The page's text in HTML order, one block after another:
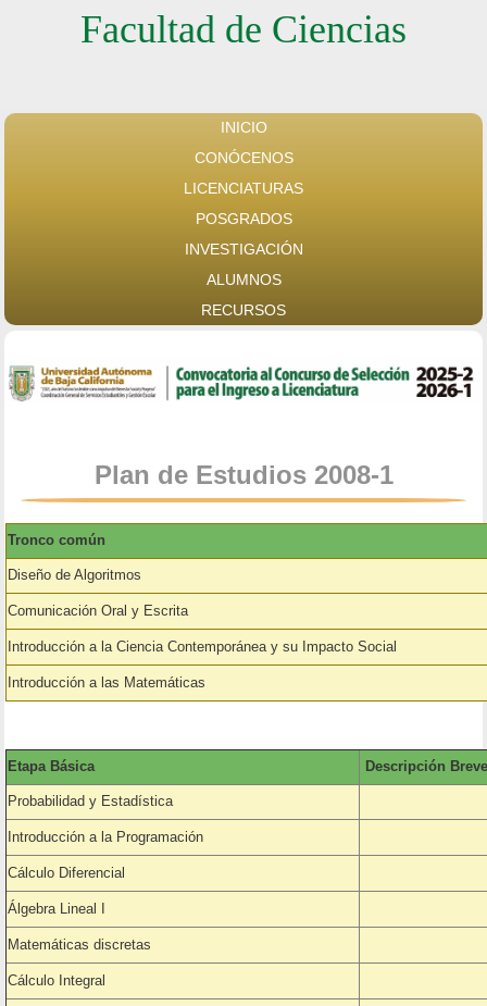
Facultad de Ciencias
INICIO
CONÓCENOS
LICENCIATURAS
POSGRADOS
INVESTIGACIÓN
ALUMNOS
RECURSOS
Plan de Estudios 2008-1
Tronco común
Diseño de Algoritmos
Comunicación Oral y Escrita
Introducción a la Ciencia Contemporánea y su Impacto Social
Introducción a las Matemáticas
Etapa Básica Descripción
Probabilidad y Estadística
Introducción a la Programación
Cálculo Diferencial
Álgebra Lineal I
Matemáticas discretas
Cálculo Integral